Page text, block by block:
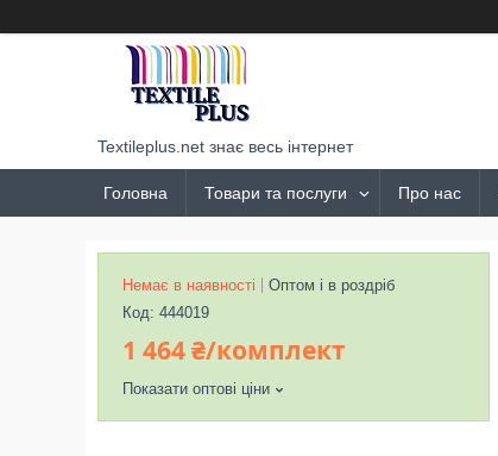
Textileplus.net знає весь інтернет
Головна Товари та послуги Про нас
Немає в наявності
Оптом і в роздріб
Код: 444019
1 464 ₴/комплект
Показати оптові ціни